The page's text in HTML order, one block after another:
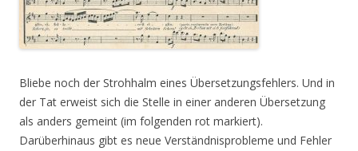
Bliebe noch der Strohhalm eines Übersetzungsfehlers. Und in
der Tat erweist sich die Stelle in einer anderen Übersetzung
als anders gemeint (im folgenden rot markiert).
Darüberhinaus gibt es neue Verständnisprobleme und Fehler